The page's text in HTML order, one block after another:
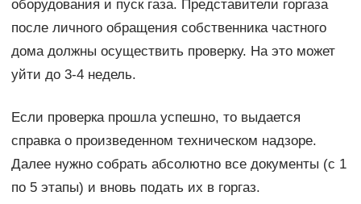
оборудования и пуск газа. Представители горгаза
после личного обращения собственника частного
дома должны осуществить проверку. На это может
уйти до 3-4 недель.
Если проверка прошла успешно, то выдается
справка о произведенном техническом надзоре.
Далее нужно собрать абсолютно все документы (с 1
по 5 этапы) и вновь подать их в горгаз.